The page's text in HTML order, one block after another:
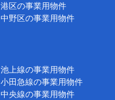
港区の事業用物件
中野区の事業用物件
池上線の事業用物件
小田急線の事業用物件
中央線の事業用物件